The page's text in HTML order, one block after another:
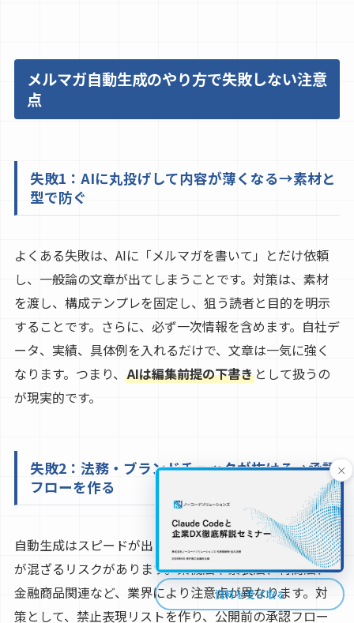
メルマガ自動生成のやり方で失敗しない注意
点
失敗1：AIに丸投げして内容が薄くなる→素材と
型で防ぐ
よくある失敗は、AIに「メルマガを書いて」とだけ依頼
し、一般論の文章が出てしまうことです。対策は、素材
を渡し、構成テンプレを固定し、狙う読者と目的を明示
することです。さらに、必ず一次情報を含めます。自社デ
ータ、実績、具体例を入れるだけで、文章は一気に強く
なります。つまり、 AIは編集前提の下書きとして扱うの
が現実的です。
失敗2：法務・ブランドチェックが抜ける→承認
フローを作る
自動生成はスピードが出る反面、誇大表現や不適切表現
が混ざるリスクがあります。薬機法や景表法、特商法、
金融商品関連など、業界により注意点が異なります。対
策として、禁止表現リストを作り、公開前の承認フロー
×
資料を受け取る